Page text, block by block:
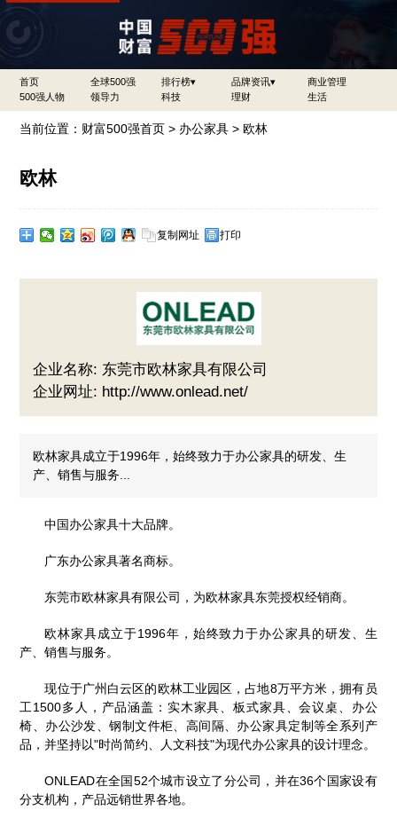
首页 全球500强 排行榜▾ 品牌资讯▾
商业管理
500强人物
领导力 科技 理财 生活
当前位置： 财富500强首页 > 办公家具 > 欧林
欧林
复制网址 打印
企业名称: 东莞市欧林家具有限公司
企业网址: http://www.onlead.net/
欧林家具成立于1996年，始终致力于办公家具的研发、生
产、销售与服务...
中国办公家具十大品牌。
广东办公家具著名商标。
东莞市欧林家具有限公司，为欧林家具东莞授权经销商。
欧林家具成立于1996年，始终致力于办公家具的研发、生
产、销售与服务。
现位于广州白云区的欧林工业园区，占地8万平方米，拥有员
工1500多人，产品涵盖：实木家具、板式家具、会议桌、办公
椅、办公沙发、钢制文件柜、高间隔、办公家具定制等全系列产
品，并坚持以"时尚简约、人文科技"为现代办公家具的设计理念。
ONLEAD在全国52个城市设立了分公司，并在36个国家设有
分支机构，产品远销世界各地。